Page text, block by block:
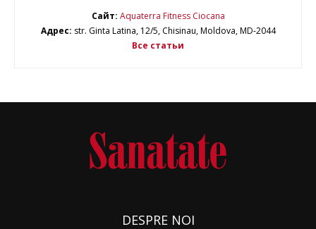
Сайт: Aquaterra Fitness Ciocana
Адрес: str. Ginta Latina, 12/5, Chisinau, Moldova, MD-2044
Все статьи
DESPRE NOI